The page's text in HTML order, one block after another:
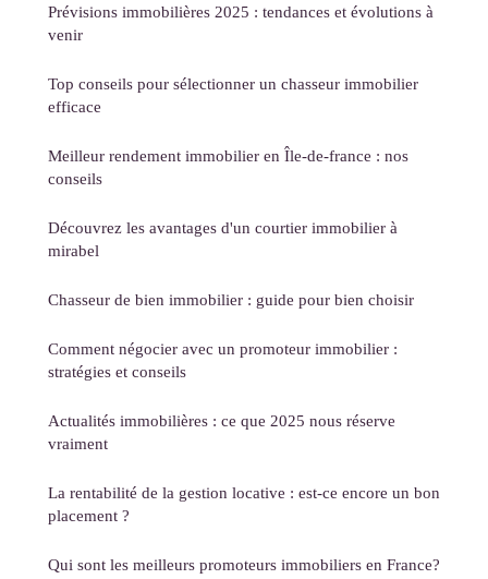
Prévisions immobilières 2025 : tendances et évolutions à
venir
Top conseils pour sélectionner un chasseur immobilier
efficace
Meilleur rendement immobilier en Île-de-france : nos
conseils
Découvrez les avantages d'un courtier immobilier à
mirabel
Chasseur de bien immobilier : guide pour bien choisir
Comment négocier avec un promoteur immobilier :
stratégies et conseils
Actualités immobilières : ce que 2025 nous réserve
vraiment
La rentabilité de la gestion locative : est-ce encore un bon
placement ?
Qui sont les meilleurs promoteurs immobiliers en France?